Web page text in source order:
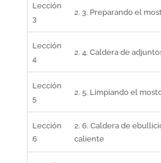
Lección
3
2. 3. Preparando el
Lección
4
2. 4. Caldera de
Lección
5
2. 5. Limpiando el
Lección
6
2. 6. Caldera de
caliente